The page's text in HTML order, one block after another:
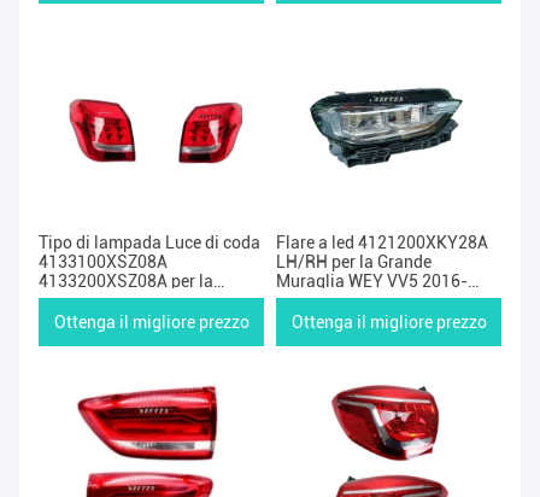
Tipo di lampada Luce di coda
4133100XSZ08A
4133200XSZ08A per la
Grande Muraglia
Ottenga il migliore prezzo
Flare a led 4121200XKY28A
LH/RH per la Grande
Muraglia WEY VV5 2016-
2019
Ottenga il migliore prezzo